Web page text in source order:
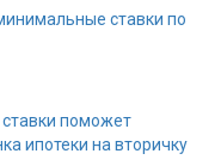
ставки по
поможет
ипотеки на вторичку